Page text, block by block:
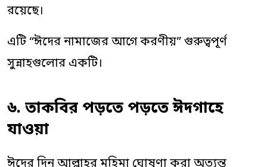
রয়েছে।
এটি “ঈদের নামাজের আগে করণীয়” গুরুত্বপূর্ণ
সুন্নাহগুলোর একটি।
৬. তাকবির পড়তে পড়তে ঈদগাহে
যাওয়া